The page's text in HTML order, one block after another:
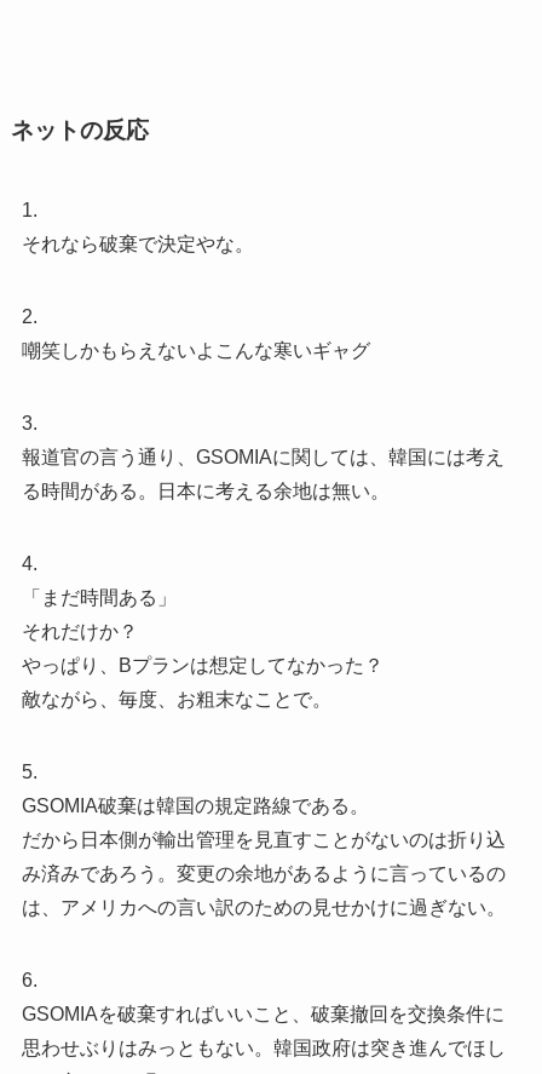
ネットの反応
1.
それなら破棄で決定やな。
2.
嘲笑しかもらえないよこんな寒いギャグ
3.
報道官の言う通り、GSOMIAに関しては、韓国には考え
る時間がある。日本に考える余地は無い。
4.
「まだ時間ある」
それだけか？
やっぱり、Bプランは想定してなかった？
敵ながら、毎度、お粗末なことで。
5.
GSOMIA破棄は韓国の規定路線である。
だから日本側が輸出管理を見直すことがないのは折り込
み済みであろう。変更の余地があるように言っているの
は、アメリカへの言い訳のための見せかけに過ぎない。
6.
GSOMIAを破棄すればいいこと、破棄撤回を交換条件に
思わせぶりはみっともない。韓国政府は突き進んでほし